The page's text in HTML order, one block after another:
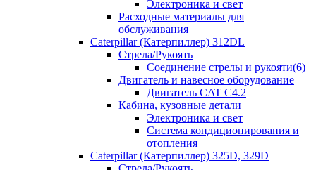
Электроника и свет
Расходные материалы для
обслуживания
Caterpillar (Катерпиллер) 312DL
Стрела/Рукоять
Соединение стрелы и рукояти(6)
Двигатель и навесное оборудование
Двигатель CAT С4.2
Кабина, кузовные детали
Электроника и свет
Система кондиционирования и
отопления
Caterpillar (Катерпиллер) 325D, 329D